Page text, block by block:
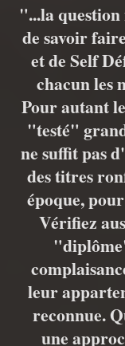
"...la question
de savoir
et de Self
chacun les
Pour autant
"testé"
ne suffit pas
des titres
époque,
Vérifiez
leur
reconnue.
une